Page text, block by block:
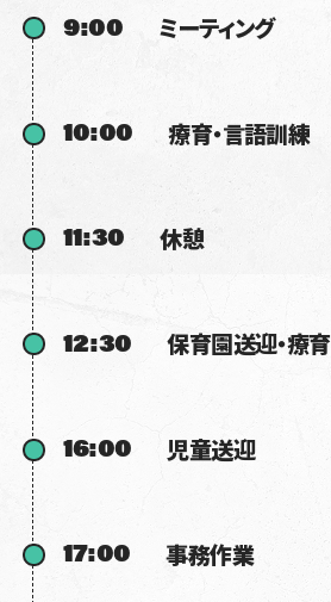
9:00 ミーティング
10:00 療育・言語訓練
11:30 休憩
12:30 保育園送迎・療育
16:00 児童送迎
17:00 事務作業